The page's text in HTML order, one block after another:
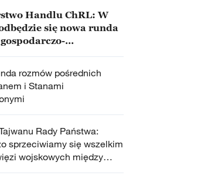
Handlu ChRL: W
się nowa runda
rozmów pośrednich
i Stanami
Rady Państwa:
sprzeciwiamy się wszelkim
wojskowych między
a regionem